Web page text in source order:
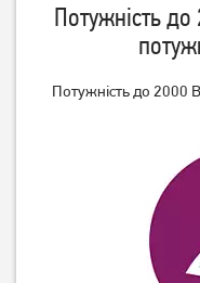
2 389 грн
Потужність до
Потужність до 2000